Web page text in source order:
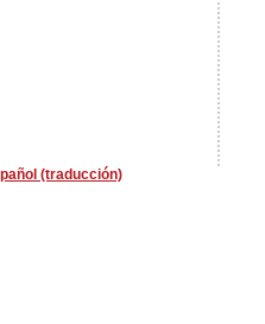
(traducción)